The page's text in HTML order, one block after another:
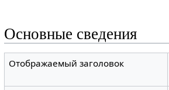
Основные сведения
Отображаемый заголовок